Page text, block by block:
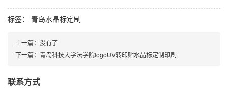
标签： 青岛水晶标定制
上一篇： 没有了
下一篇： 青岛科技大学法学院logoUV转印贴水晶标定制印刷
联系方式